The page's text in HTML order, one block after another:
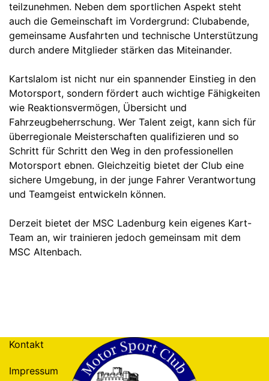
teilzunehmen. Neben dem sportlichen Aspekt steht
auch die Gemeinschaft im Vordergrund: Clubabende,
gemeinsame Ausfahrten und technische Unterstützung
durch andere Mitglieder stärken das Miteinander.
Kartslalom ist nicht nur ein spannender Einstieg in den
Motorsport, sondern fördert auch wichtige Fähigkeiten
wie Reaktionsvermögen, Übersicht und
Fahrzeugbeherrschung. Wer Talent zeigt, kann sich für
überregionale Meisterschaften qualifizieren und so
Schritt für Schritt den Weg in den professionellen
Motorsport ebnen. Gleichzeitig bietet der Club eine
sichere Umgebung, in der junge Fahrer Verantwortung
und Teamgeist entwickeln können.
Derzeit bietet der MSC Ladenburg kein eigenes Kart-
Team an, wir trainieren jedoch gemeinsam mit dem
MSC Altenbach.
Kontakt
Impressum